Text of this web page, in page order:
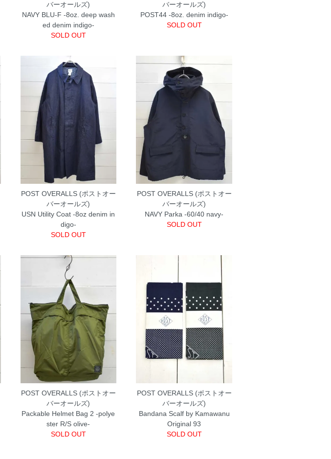
バーオールズ)
NAVY BLU-F -8oz. deep wash
ed denim indigo-
SOLD OUT
バーオールズ)
POST44 -8oz. denim indigo-
SOLD OUT
POST OVERALLS (ポストオー
バーオールズ)
USN Utility Coat -8oz denim in
digo-
SOLD OUT
POST OVERALLS (ポストオー
バーオールズ)
NAVY Parka -60/40 navy-
SOLD OUT
POST OVERALLS (ポストオー
バーオールズ)
Packable Helmet Bag 2 -polye
ster R/S olive-
SOLD OUT
POST OVERALLS (ポストオー
バーオールズ)
Bandana Scalf by Kamawanu
Original 93
SOLD OUT